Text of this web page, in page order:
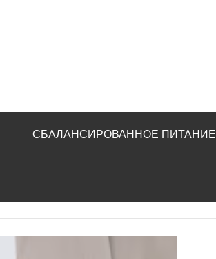
СБАЛАНСИРОВАННОЕ ПИТАНИЕ